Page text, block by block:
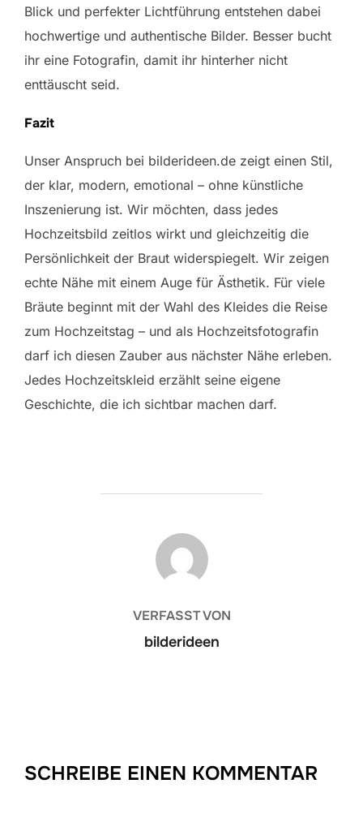
Blick und perfekter Lichtführung entstehen dabei
hochwertige und authentische Bilder. Besser bucht
ihr eine Fotografin, damit ihr hinterher nicht
enttäuscht seid.
Fazit
Unser Anspruch bei bilderideen.de zeigt einen Stil,
der klar, modern, emotional – ohne künstliche
Inszenierung ist. Wir möchten, dass jedes
Hochzeitsbild zeitlos wirkt und gleichzeitig die
Persönlichkeit der Braut widerspiegelt. Wir zeigen
echte Nähe mit einem Auge für Ästhetik. Für viele
Bräute beginnt mit der Wahl des Kleides die Reise
zum Hochzeitstag – und als Hochzeitsfotografin
darf ich diesen Zauber aus nächster Nähe erleben.
Jedes Hochzeitskleid erzählt seine eigene
Geschichte, die ich sichtbar machen darf.
BEITRAGSAUTOR
VERFASST VON
bilderideen
SCHREIBE EINEN KOMMENTAR